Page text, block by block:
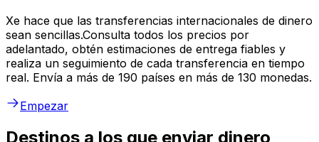
Xe hace que las transferencias internacionales de dinero
sean sencillas.Consulta todos los precios por
adelantado, obtén estimaciones de entrega fiables y
realiza un seguimiento de cada transferencia en tiempo
real. Envía a más de 190 países en más de 130 monedas.
Empezar
Destinos a los que enviar dinero